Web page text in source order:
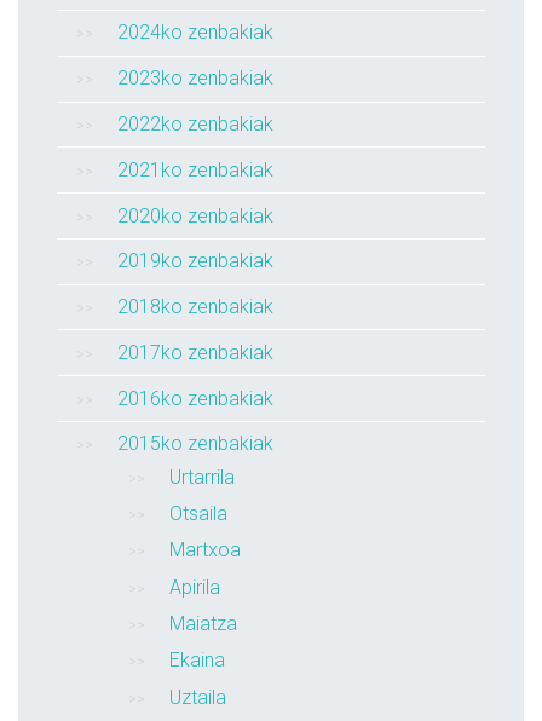
2024ko zenbakiak
2023ko zenbakiak
2022ko zenbakiak
2021ko zenbakiak
2020ko zenbakiak
2019ko zenbakiak
2018ko zenbakiak
2017ko zenbakiak
2016ko zenbakiak
2015ko zenbakiak
Urtarrila
Otsaila
Martxoa
Apirila
Maiatza
Ekaina
Uztaila